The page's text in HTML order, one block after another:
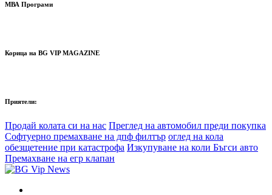
МВА Програми
Корица на BG VIP MAGAZINE
Приятели:
Продай колата си на нас Преглед на автомобил преди покупка
Софтуерно премахване на дпф филтър оглед на кола
обезщетение при катастрофа Изкупуване на коли Бъгси авто
Премахване на егр клапан